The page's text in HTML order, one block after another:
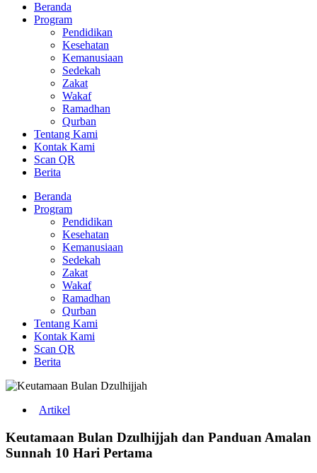
Beranda
Program
Pendidikan
Kesehatan
Kemanusiaan
Sedekah
Zakat
Wakaf
Ramadhan
Qurban
Tentang Kami
Kontak Kami
Scan QR
Berita
Beranda
Program
Pendidikan
Kesehatan
Kemanusiaan
Sedekah
Zakat
Wakaf
Ramadhan
Qurban
Tentang Kami
Kontak Kami
Scan QR
Berita
Artikel
Keutamaan Bulan Dzulhijjah dan Panduan Amalan
Sunnah 10 Hari Pertama